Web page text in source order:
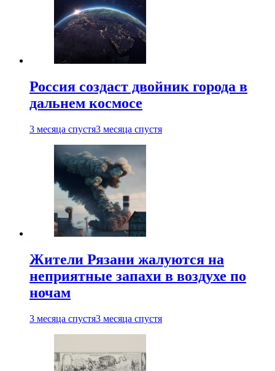
Россия создаст двойник города в
дальнем космосе
3 месяца спустя3 месяца спустя
Жители Рязани жалуются на
неприятные запахи в воздухе по
ночам
3 месяца спустя3 месяца спустя